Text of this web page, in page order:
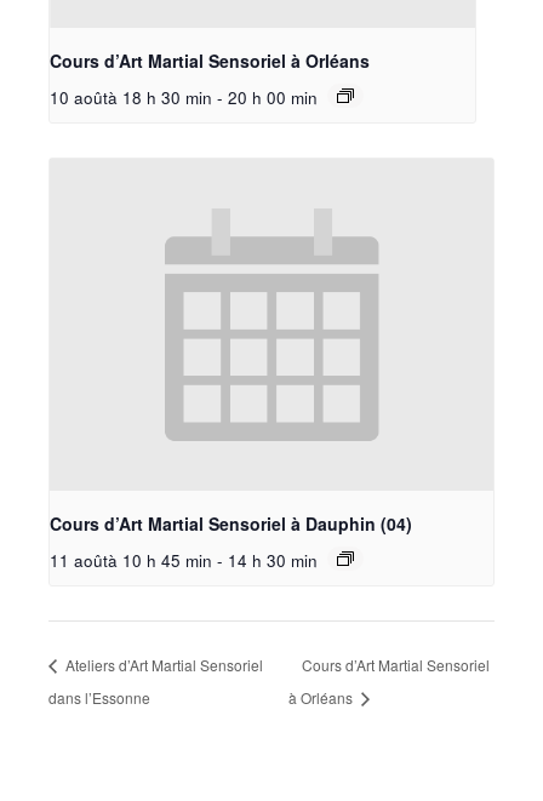
Cours d’Art Martial Sensoriel à Orléans
10 aoûtà 18 h 30 min - 20 h 00 min
Cours d’Art Martial Sensoriel à Dauphin (04)
11 aoûtà 10 h 45 min - 14 h 30 min
Ateliers d’Art Martial Sensoriel
dans l’Essonne
Cours d’Art Martial Sensoriel
à Orléans